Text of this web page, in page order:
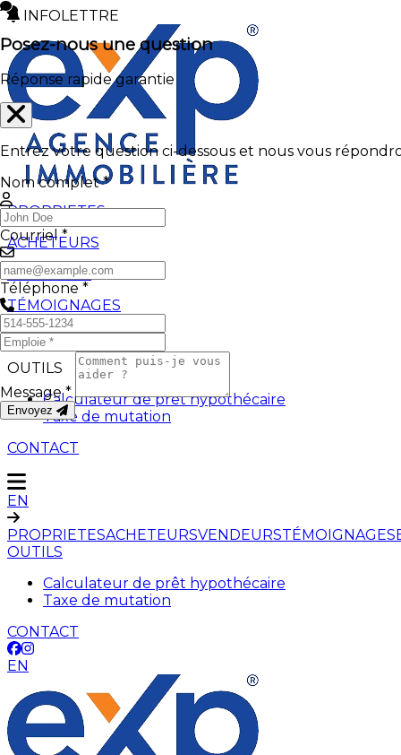
INFOLETTRE
PROPRIETES
ACHETEURS
VENDEURS
TÉMOIGNAGES
BLOGUES
OUTILS
Calculateur de prêt hypothécaire
Taxe de mutation
CONTACT
EN
PROPRIETESACHETEURSVENDEURSTÉMOIGNAGES
OUTILS
Calculateur de prêt hypothécaire
Taxe de mutation
CONTACT
EN
Posez-nous une question
Réponse rapide garantie
Entrez votre question ci-dessous et nous vous
Nom complet *
Courriel *
Téléphone *
Message *
Envoyez